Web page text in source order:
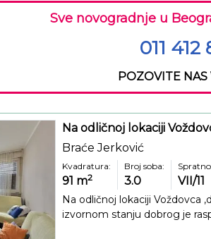
Sve novogradnje u
011 412
POZOVITE NAS
Na odličnoj lokaciji
Braće Jerković
Kvadratura:
91 m2
Broj soba:
3.0 VII/11
Na odličnoj lokaciji Voždovca
izvornom stanju dobrog je